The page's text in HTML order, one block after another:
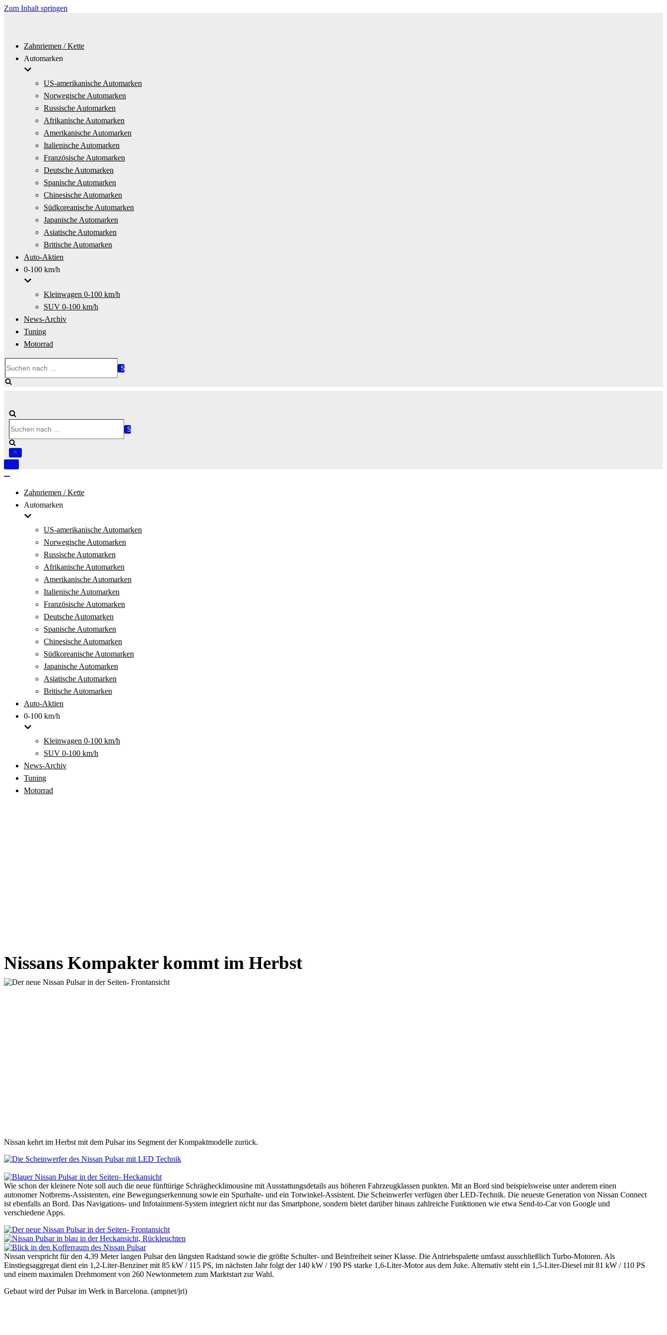
Zum Inhalt springen
Zahnriemen / Kette
Automarken
US-amerikanische Automarken
Norwegische Automarken
Russische Automarken
Afrikanische Automarken
Amerikanische Automarken
Italienische Automarken
Französische Automarken
Deutsche Automarken
Spanische Automarken
Chinesische Automarken
Südkoreanische Automarken
Japanische Automarken
Asiatische Automarken
Britische Automarken
Auto-Aktien
0-100 km/h
Kleinwagen 0-100 km/h
SUV 0-100 km/h
News-Archiv
Tuning
Motorrad
nach …
nach …
Navigation
Zahnriemen / Kette
Automarken
US-amerikanische Automarken
Norwegische Automarken
Russische Automarken
Afrikanische Automarken
Amerikanische Automarken
Italienische Automarken
Französische Automarken
Deutsche Automarken
Spanische Automarken
Chinesische Automarken
Südkoreanische Automarken
Japanische Automarken
Asiatische Automarken
Britische Automarken
Auto-Aktien
0-100 km/h
Kleinwagen 0-100 km/h
SUV 0-100 km/h
News-Archiv
Tuning
Motorrad
Nissans Kompakter kommt im Herbst
Nissan kehrt im Herbst mit dem Pulsar ins Segment der Kompaktmodelle zurück.
Wie schon der kleinere Note soll auch die neue fünftürige Schräghecklimousine mit Ausstattungsdetails aus höheren Fahrzeugklassen punkten. Mit an Bord sind beispielsweise unter anderem einen
autonomer Notbrems-Assistenten, eine Bewegungserkennung sowie ein Spurhalte- und ein Totwinkel-Assistent. Die Scheinwerfer verfügen über LED-Technik. Die neueste Generation von Nissan Connect
ist ebenfalls an Bord. Das Navigations- und Infotainment-System integriert nicht nur das Smartphone, sondern bietet darüber hinaus zahlreiche Funktionen wie etwa Send-to-Car von Google und
verschiedene Apps.
Nissan verspricht für den 4,39 Meter langen Pulsar den längsten Radstand sowie die größte Schulter- und Beinfreiheit seiner Klasse. Die Antriebspalette umfasst ausschließlich Turbo-Motoren. Als
Einstiegsaggregat dient ein 1,2-Liter-Benziner mit 85 kW / 115 PS, im nächsten Jahr folgt der 140 kW / 190 PS starke 1,6-Liter-Motor aus dem Juke. Alternativ steht ein 1,5-Liter-Diesel mit 81 kW / 110 PS
und einem maximalen Drehmoment von 260 Newtonmetern zum Marktstart zur Wahl.
Gebaut wird der Pulsar im Werk in Barcelona. (ampnet/jri)